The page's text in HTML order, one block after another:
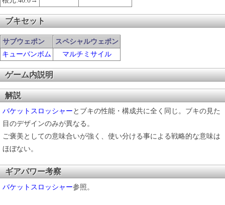
ブキセット
サブウェポン
スペシャルウェポン
キューバンボム
マルチミサイル
ゲーム内説明
解説
バケットスロッシャー とブキの性能・構成共に全く同じ。ブキの見た
目のデザインのみが異なる。
ご褒美としての意味合いが強く、使い分ける事による戦略的な意味は
ほぼない。
ギアパワー考察
バケットスロッシャー参照。